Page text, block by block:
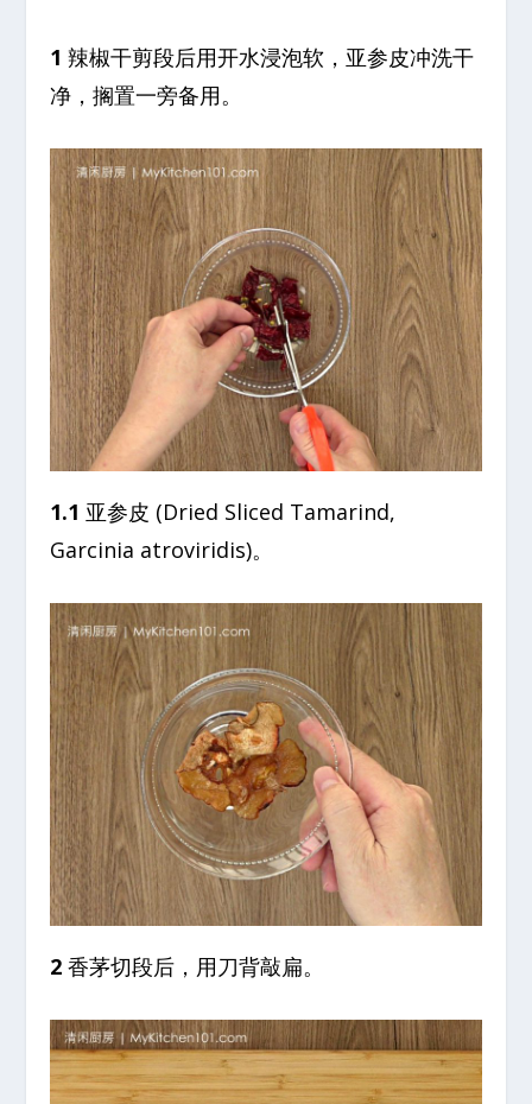
1 辣椒干剪段后用开水浸泡软，亚参皮冲洗干
净，搁置一旁备用。
1.1 亚参皮 (Dried Sliced Tamarind,
Garcinia atroviridis)。
2 香茅切段后，用刀背敲扁。